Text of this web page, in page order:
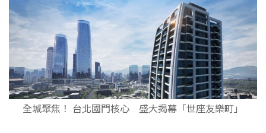
全城聚焦！ 台北國門核心 盛大揭幕「世座友樂町」